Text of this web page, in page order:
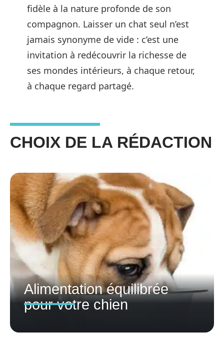
fidèle à la nature profonde de son
compagnon. Laisser un chat seul n’est
jamais synonyme de vide : c’est une
invitation à redécouvrir la richesse de
ses mondes intérieurs, à chaque retour,
à chaque regard partagé.
CHOIX DE LA RÉDACTION
Alimentation équilibrée
pour votre chien